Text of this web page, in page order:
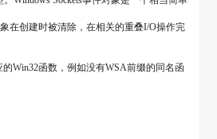
在创建时被清除，在相关的重叠I/O操作完
的Win32函数，例如没有WSA前缀的同名函